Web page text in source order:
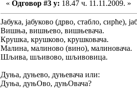
« Одговор #3 у: 18.47 ч. 11.11.2009. »
Јабука, јабуково (дрво, стабло, сирће),
Вишња, вишњево, вишњевача.
Крушка, крушково, крушковача.
Малина, малиново (вино), малиновача.
Шљива, шљивово, шљивовица.
Дуња, дуњево, дуњевача или:
Дуња, дуњОво, дуњОвача?